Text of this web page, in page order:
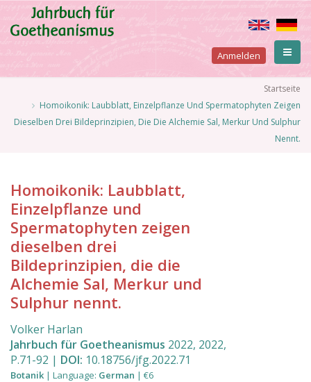
zum
Inhalt
User
account
menu
Anmelden
Pfadnavigation
Startseite
Homoikonik: Laubblatt, Einzelpflanze Und Spermatophyten Zeigen
Dieselben Drei Bildeprinzipien, Die Die Alchemie Sal, Merkur Und Sulphur
Nennt.
Homoikonik: Laubblatt,
Einzelpflanze und
Spermatophyten zeigen
dieselben drei
Bildeprinzipien, die die
Alchemie Sal, Merkur und
Sulphur nennt.
Volker Harlan
Jahrbuch für Goetheanismus 2022, 2022,
P.71-92 | DOI: 10.18756/jfg.2022.71
Botanik | Language: German | €6